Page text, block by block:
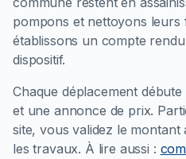
pompons et nettoyons leurs
établissons un compte
dispositif.
Chaque déplacement
et une annonce de prix.
site, vous validez le
les travaux. À lire aussi :